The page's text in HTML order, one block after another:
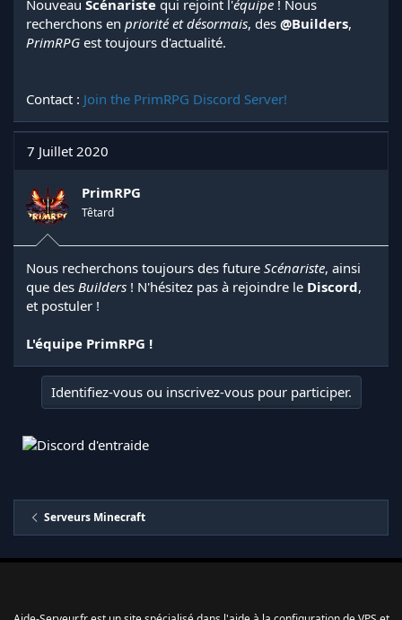
Nouveau Scénariste qui rejoint l'équipe ! Nous
recherchons en priorité et désormais, des @Builders,
PrimRPG est toujours d'actualité.
Contact : Join the PrimRPG Discord Server!
7 Juillet 2020
PrimRPG
Têtard
Nous recherchons toujours des future Scénariste, ainsi
que des Builders ! N'hésitez pas à rejoindre le Discord,
et postuler !
L'équipe PrimRPG !
Identifiez-vous ou inscrivez-vous pour participer.
Serveurs Minecraft